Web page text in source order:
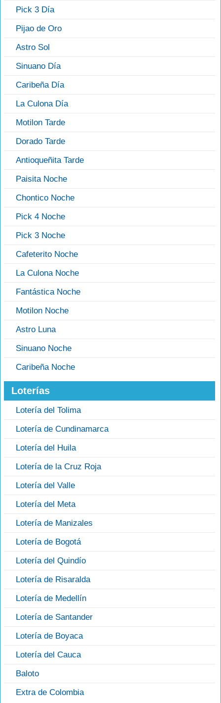
Pick 3 Día
Pijao de Oro
Astro Sol
Sinuano Día
Caribeña Día
La Culona Día
Motilon Tarde
Dorado Tarde
Antioqueñita Tarde
Paisita Noche
Chontico Noche
Pick 4 Noche
Pick 3 Noche
Cafeterito Noche
La Culona Noche
Fantástica Noche
Motilon Noche
Astro Luna
Sinuano Noche
Caribeña Noche
Loterías
Lotería del Tolima
Lotería de Cundinamarca
Lotería del Huila
Lotería de la Cruz Roja
Lotería del Valle
Lotería del Meta
Lotería de Manizales
Lotería de Bogotá
Lotería del Quindío
Lotería de Risaralda
Lotería de Medellín
Lotería de Santander
Lotería de Boyaca
Lotería del Cauca
Baloto
Extra de Colombia